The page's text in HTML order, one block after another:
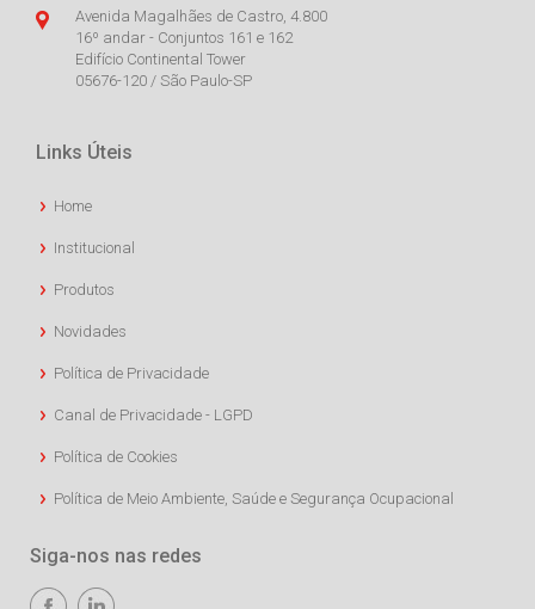
Avenida Magalhães de Castro, 4.800
16º andar - Conjuntos 161 e 162
Edifício Continental Tower
05676-120 / São Paulo-SP
Links Úteis
Home
Institucional
Produtos
Novidades
Política de Privacidade
Canal de Privacidade - LGPD
Política de Cookies
Política de Meio Ambiente, Saúde e Segurança Ocupacional
Siga-nos nas redes